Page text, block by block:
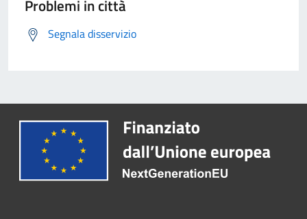
Problemi in città
Segnala disservizio